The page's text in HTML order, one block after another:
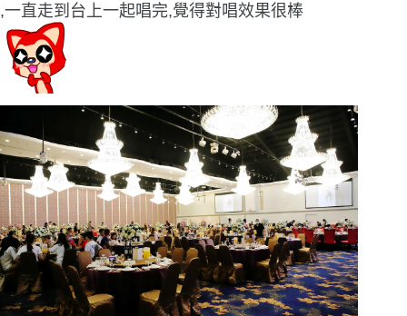
,一直走到台上一起唱完,覺得對唱效果很棒